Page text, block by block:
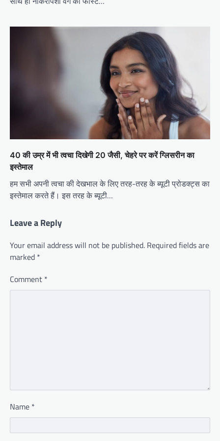
40 की उम्र में भी त्वचा दिखेगी 20 जैसी, चेहरे पर करें ग्लिसरीन का
इस्तेमाल
हम सभी अपनी त्वचा की देखभाल के लिए तरह-तरह के ब्यूटी प्रोडक्ट्स का
इस्तेमाल करते हैं। इस तरह के ब्यूटी…
Leave a Reply
Your email address will not be published. Required fields are
marked *
Comment *
Name *